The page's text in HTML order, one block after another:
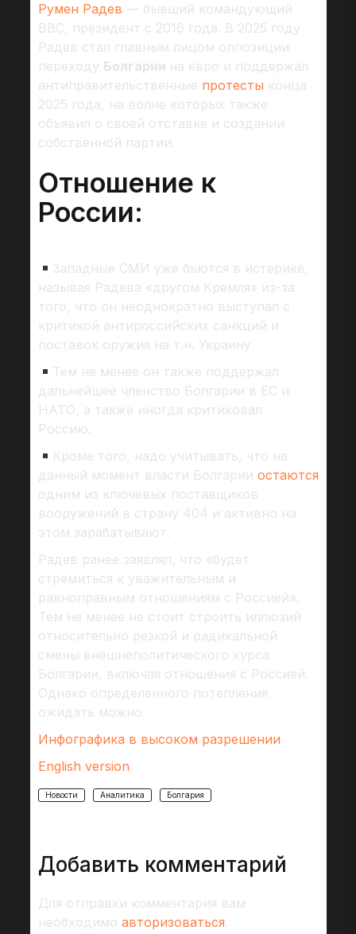
Румен Радев — бывший командующий
ВВС, президент с 2016 года. В 2025 году
Радев стал главным лицом оппозиции
переходу Болгарии на евро и поддержал
антиправительственные протесты конца
2025 года, на волне которых также
объявил о своей отставке и создании
собственной партии.
Отношение к
России:
Западные СМИ уже бьются в истерике,
называя Радева «другом Кремля» из-за
того, что он неоднократно выступал с
критикой антироссийских санкций и
поставок оружия на т.н. Украину.
Тем не менее он также поддержал
дальнейшее членство Болгарии в ЕС и
НАТО, а также иногда критиковал
Россию.
Кроме того, надо учитывать, что на
данный момент власти Болгарии остаются
одним из ключевых поставщиков
вооружений в страну 404 и активно на
этом зарабатывают.
Радев ранее заявлял, что «будет
стремиться к уважительным и
равноправным отношениям с Россией».
Тем не менее не стоит строить иллюзий
относительно резкой и радикальной
смены внешнеполитического курса
Болгарии, включая отношения с Россией.
Однако определенного потепления
ожидать можно.
Инфографика в высоком разрешении
English version
Новости Аналитика Болгария
Добавить комментарий
Для отправки комментария вам
необходимо авторизоваться.